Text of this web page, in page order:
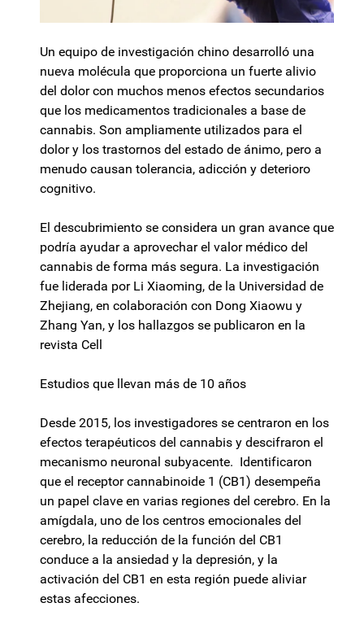
Un equipo de investigación chino desarrolló una
nueva molécula que proporciona un fuerte alivio
del dolor con muchos menos efectos secundarios
que los medicamentos tradicionales a base de
cannabis. Son ampliamente utilizados para el
dolor y los trastornos del estado de ánimo, pero a
menudo causan tolerancia, adicción y deterioro
cognitivo.
El descubrimiento se considera un gran avance que
podría ayudar a aprovechar el valor médico del
cannabis de forma más segura. La investigación
fue liderada por Li Xiaoming, de la Universidad de
Zhejiang, en colaboración con Dong Xiaowu y
Zhang Yan, y los hallazgos se publicaron en la
revista Cell
Estudios que llevan más de 10 años
Desde 2015, los investigadores se centraron en los
efectos terapéuticos del cannabis y descifraron el
mecanismo neuronal subyacente. Identificaron
que el receptor cannabinoide 1 (CB1) desempeña
un papel clave en varias regiones del cerebro. En la
amígdala, uno de los centros emocionales del
cerebro, la reducción de la función del CB1
conduce a la ansiedad y la depresión, y la
activación del CB1 en esta región puede aliviar
estas afecciones.